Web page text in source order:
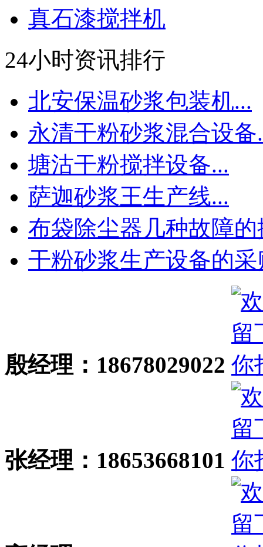
真石漆搅拌机
24小时资讯排行
北安保温砂浆包装机...
永清干粉砂浆混合设备
塘沽干粉搅拌设备...
萨迦砂浆王生产线...
布袋除尘器几种故障的
干粉砂浆生产设备的采
殷经理：18678029022
张经理：18653668101